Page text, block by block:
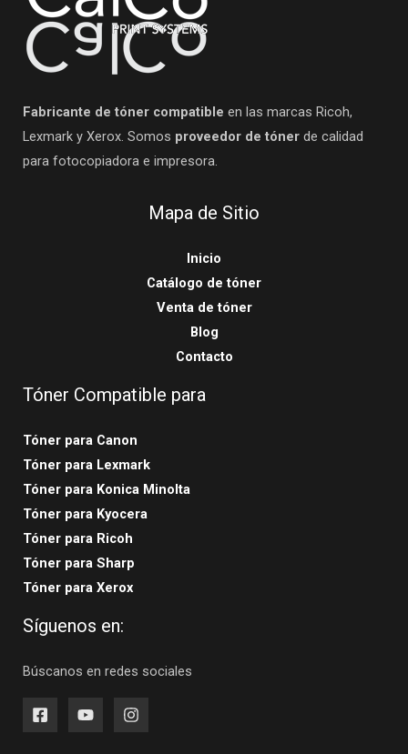
Fabricante de tóner compatible en las marcas Ricoh,
Lexmark y Xerox. Somos proveedor de tóner de calidad
para fotocopiadora e impresora.
Mapa de Sitio
Inicio
Catálogo de tóner
Venta de tóner
Blog
Contacto
Tóner Compatible para
Tóner para Canon
Tóner para Lexmark
Tóner para Konica Minolta
Tóner para Kyocera
Tóner para Ricoh
Tóner para Sharp
Tóner para Xerox
Síguenos en:
Búscanos en redes sociales